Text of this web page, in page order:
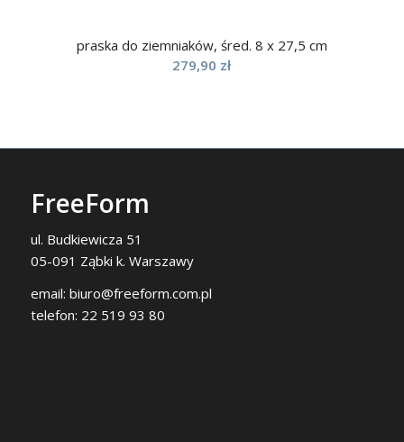
praska do ziemniaków, śred. 8 x 27,5 cm
279,90 zł
FreeForm
ul. Budkiewicza 51
05-091 Ząbki k. Warszawy
email: biuro@freeform.com.pl
telefon: 22 519 93 80